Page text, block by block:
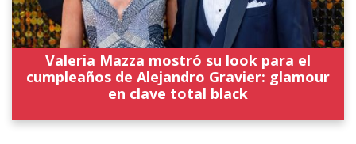
Valeria Mazza mostró su look para el
cumpleaños de Alejandro Gravier: glamour
en clave total black